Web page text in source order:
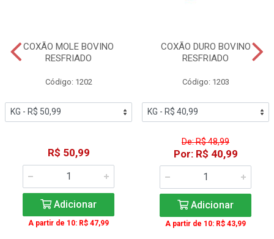
COXÃO MOLE BOVINO
RESFRIADO
Código: 1202
R$ 50,99
Adicionar
A partir de 10: R$ 47,99
COXÃO DURO BOVINO
RESFRIADO
Código: 1203
De: R$ 48,99
Por: R$ 40,99
Adicionar
A partir de 10: R$ 43,99